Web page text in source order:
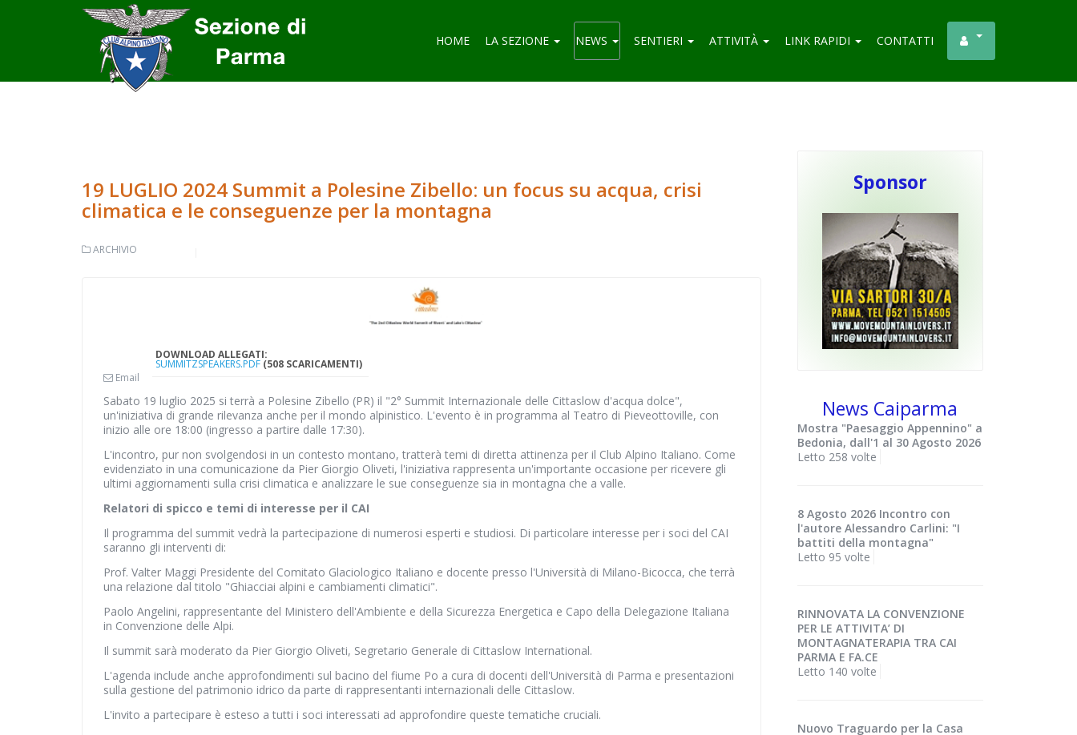
HOME LA SEZIONE NEWS SENTIERI ATTIVITÀ LINK RAPIDI CONTATTI
19 LUGLIO 2024 Summit a Polesine Zibello: un focus su acqua, crisi
climatica e le conseguenze per la montagna
ARCHIVIO
Email
DOWNLOAD ALLEGATI:
SUMMITZSPEAKERS.PDF (508 SCARICAMENTI)
Sabato 19 luglio 2025 si terrà a Polesine Zibello (PR) il "2° Summit Internazionale delle Cittaslow d'acqua dolce",
un'iniziativa di grande rilevanza anche per il mondo alpinistico. L'evento è in programma al Teatro di Pieveottoville, con
inizio alle ore 18:00 (ingresso a partire dalle 17:30).
L'incontro, pur non svolgendosi in un contesto montano, tratterà temi di diretta attinenza per il Club Alpino Italiano. Come
evidenziato in una comunicazione da Pier Giorgio Oliveti, l'iniziativa rappresenta un'importante occasione per ricevere gli
ultimi aggiornamenti sulla crisi climatica e analizzare le sue conseguenze sia in montagna che a valle.
Relatori di spicco e temi di interesse per il CAI
Il programma del summit vedrà la partecipazione di numerosi esperti e studiosi. Di particolare interesse per i soci del CAI
saranno gli interventi di:
Prof. Valter Maggi Presidente del Comitato Glaciologico Italiano e docente presso l'Università di Milano-Bicocca, che terrà
una relazione dal titolo "Ghiacciai alpini e cambiamenti climatici".
Paolo Angelini, rappresentante del Ministero dell'Ambiente e della Sicurezza Energetica e Capo della Delegazione Italiana
in Convenzione delle Alpi.
Il summit sarà moderato da Pier Giorgio Oliveti, Segretario Generale di Cittaslow International.
L'agenda include anche approfondimenti sul bacino del fiume Po a cura di docenti dell'Università di Parma e presentazioni
sulla gestione del patrimonio idrico da parte di rappresentanti internazionali delle Cittaslow.
L'invito a partecipare è esteso a tutti i soci interessati ad approfondire queste tematiche cruciali.
Sponsor
News Caiparma
Mostra "Paesaggio Appennino" a
Bedonia, dall'1 al 30 Agosto 2026
Letto 258 volte
8 Agosto 2026 Incontro con
l'autore Alessandro Carlini: "I
battiti della montagna"
Letto 95 volte
RINNOVATA LA CONVENZIONE
PER LE ATTIVITA’ DI
MONTAGNATERAPIA TRA CAI
PARMA E FA.CE
Letto 140 volte
Nuovo Traguardo per la Casa